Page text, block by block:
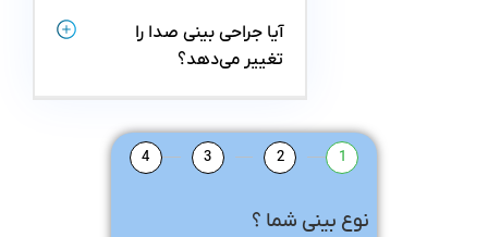
آیا جراحی بینی صدا را
تغییر می‌دهد؟
1
2
3
4
نوع بینی شما ؟